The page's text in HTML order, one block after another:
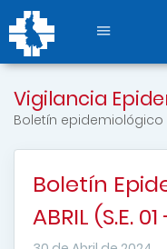
Vigilancia
Boletín epidemiológico
Boletín
ABRIL (S.E.